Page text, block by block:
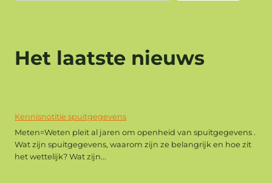
Het laatste nieuws
Kennisnotitie spuitgegevens
Meten=Weten pleit al jaren om openheid van spuitgegevens .
Wat zijn spuitgegevens, waarom zijn ze belangrijk en hoe zit
het wettelijk? Wat zijn...